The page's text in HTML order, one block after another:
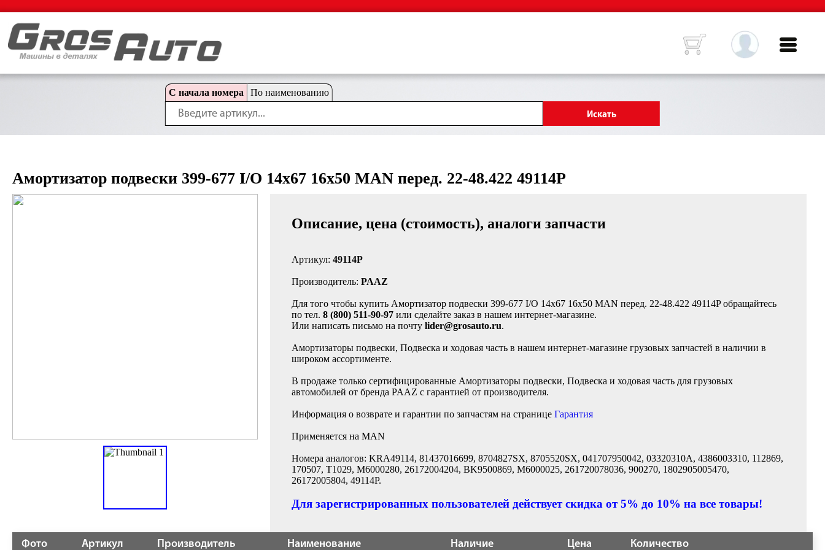
С начала номера По наименованию
Амортизатор подвески 399-677 I/O 14x67 16x50 MAN перед. 22-48.422 49114P
Описание, цена (стоимость), аналоги запчасти
Артикул: 49114P
Производитель: PAAZ
Для того чтобы купить Амортизатор подвески 399-677 I/O 14x67 16x50 MAN перед. 22-48.422 49114P обращайтесь
по тел. 8 (800) 511-90-97 или сделайте заказ в нашем интернет-магазине.
Или написать письмо на почту lider@grosauto.ru.
Амортизаторы подвески, Подвеска и ходовая часть в нашем интернет-магазине грузовых запчастей в наличии в
широком ассортименте.
В продаже только сертифицированные Амортизаторы подвески, Подвеска и ходовая часть для грузовых
автомобилей от бренда PAAZ с гарантией от производителя.
Информация о возврате и гарантии по запчастям на странице Гарантия
Применяется на MAN
Номера аналогов: KRA49114, 81437016699, 8704827SX, 8705520SX, 041707950042, 03320310A, 4386003310, 112869,
170507, T1029, M6000280, 26172004204, BK9500869, M6000025, 261720078036, 900270, 1802905005470,
26172005804, 49114P.
Для зарегистрированных пользователей действует скидка от 5% до 10% на все товары!
Фото Артикул Производитель Наименование Наличие Цена Количество